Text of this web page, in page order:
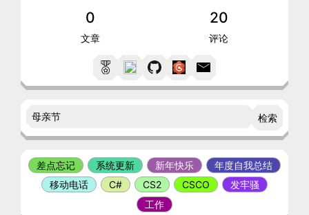
0
文章
20
评论
检索
差点忘记 系统更新 新年快乐
年度自我总结
移动电话
C# CS2 CSCO
发牢骚
工作